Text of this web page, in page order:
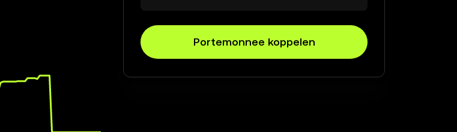
Portemonnee koppelen